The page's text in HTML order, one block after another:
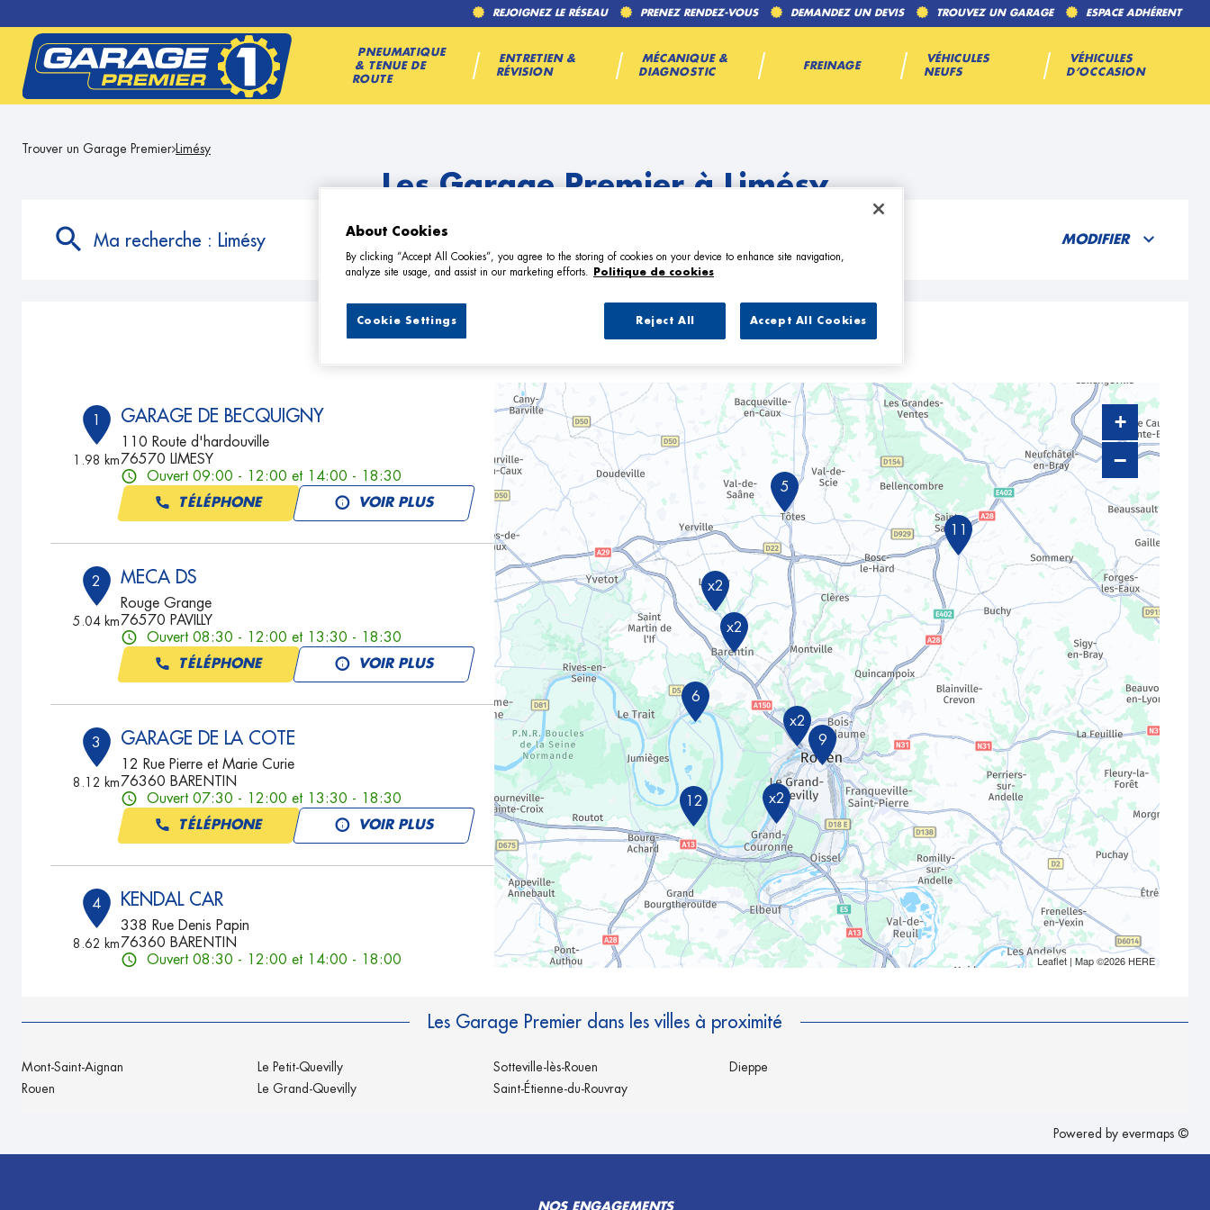
REJOIGNEZ LE RÉSEAU PRENEZ RENDEZ-VOUS DEMANDEZ UN DEVIS TROUVEZ UN GARAGE ESPACE ADHÉRENT
PNEUMATIQUE
& TENUE DE
ROUTE
ENTRETIEN &
RÉVISION
MÉCANIQUE &
DIAGNOSTIC
FREINAGE
VÉHICULES
NEUFS
VÉHICULES
D’OCCASION
Trouver un Garage Premier Limésy
Les Garage Premier à Limésy
Ma recherche : Limésy MODIFIER
13 Garage Premier à Limésy
1
1.98 km
GARAGE DE BECQUIGNY
110 Route d'hardouville
76570 LIMESY
Ouvert 09:00 - 12:00 et 14:00 - 18:30
TÉLÉPHONE VOIR PLUS
2
5.04 km
MECA DS
Rouge Grange
76570 PAVILLY
Ouvert 08:30 - 12:00 et 13:30 - 18:30
TÉLÉPHONE VOIR PLUS
3
8.12 km
GARAGE DE LA COTE
12 Rue Pierre et Marie Curie
76360 BARENTIN
Ouvert 07:30 - 12:00 et 13:30 - 18:30
TÉLÉPHONE VOIR PLUS
4
8.62 km
KENDAL CAR
338 Rue Denis Papin
76360 BARENTIN
Ouvert 08:30 - 12:00 et 14:00 - 18:00
5 ATELIER SERVICES DE TOTES
11
12 x2
9
x2
6
5
x2
x2
+
−
Leaflet| Map ©2026 HERE
Les Garage Premier dans les villes à proximité
Mont-Saint-Aignan
Rouen
Le Petit-Quevilly
Le Grand-Quevilly
Sotteville-lès-Rouen
Saint-Étienne-du-Rouvray
Dieppe
Powered by evermaps ©
NOS ENGAGEMENTS
About Cookies
By clicking “Accept All Cookies”, you agree to the storing of cookies on your device to enhance site navigation,
analyze site usage, and assist in our marketing efforts.
Politique de cookies
Reject All Accept All Cookies
Cookie Settings